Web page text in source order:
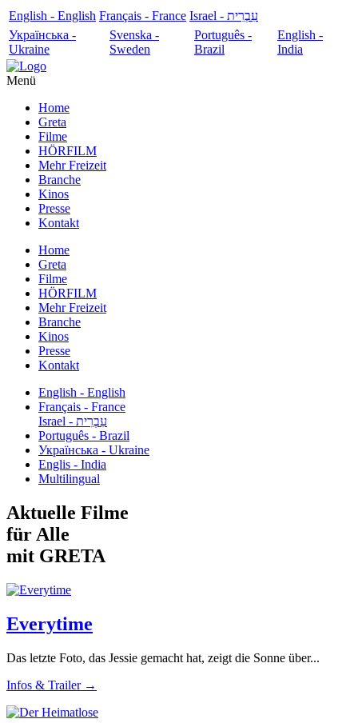
English - English Français - France
עִבְרִית - Israel
Українська -
Ukraine
Svenska -
Sweden
Português -
Brazil
English -
India
Menü
Home
Greta
Filme
HÖRFILM
Mehr Freizeit
Branche
Kinos
Presse
Kontakt
Home
Greta
Filme
HÖRFILM
Mehr Freizeit
Branche
Kinos
Presse
Kontakt
English - English
Français - France
עִבְרִית - Israel
Português - Brazil
Українська - Ukraine
Englis - India
Multilingual
Aktuelle Filme
für Alle
mit GRETA
Everytime
Das letzte Foto, das Jessie gemacht hat, zeigt die Sonne über...
Infos & Trailer →